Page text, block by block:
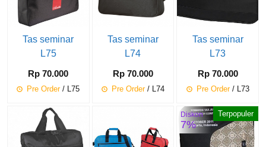
Tas seminar
L75
Rp 70.000
Pre Order/ L75
Tas seminar
L74
Rp 70.000
Pre Order/ L74
Tas seminar
L73
Rp 70.000
Pre Order/ L73
Terpopuler
Diskon
7%